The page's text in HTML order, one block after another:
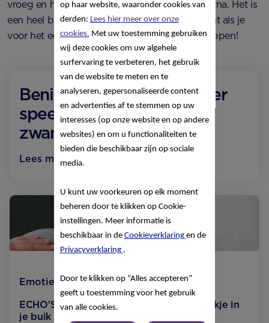
vroeg en hoor je het in een van de weken daarna. Het is
een heel bijzonder en vaak emotioneel moment als je
voor het eerst het hartje van je baby hoort kloppen!
Benieuwd wat er nog meer
speelt tijdens je
zwangerschap?
Lees meer over Week 7
Emotie en relaties
ECHO'S tijdens de zwangerschap: een kijkje in
je buik
op haar website, waaronder cookies van
derden: Lees hier meer over onze
cookies. Met uw toestemming gebruiken
wij deze cookies om uw algehele
surfervaring te verbeteren, het gebruik
van de website te meten en te
analyseren, gepersonaliseerde content
en advertenties af te stemmen op uw
interesses (op onze website en op andere
websites) en om u functionaliteiten te
bieden die beschikbaar zijn op sociale
media.
U kunt uw voorkeuren op elk moment
beheren door te klikken op Cookie-
instellingen. Meer informatie is
beschikbaar in de Cookieverklaring en de
Privacyverklaring .
Door te klikken op “Alles accepteren”
geeft u toestemming voor het gebruik
van alle cookies.